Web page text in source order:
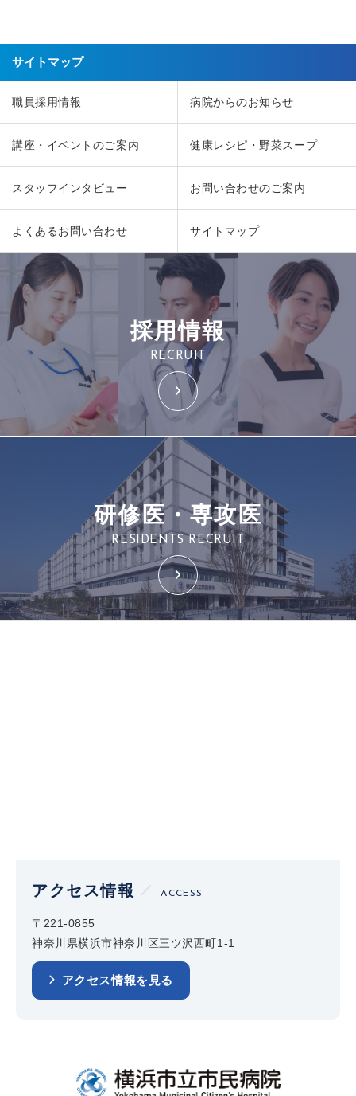
サイトマップ
職員採用情報 病院からのお知らせ
講座・イベントのご案内 健康レシピ・野菜スープ
スタッフインタビュー お問い合わせのご案内
よくあるお問い合わせ サイトマップ
採用情報
RECRUIT
研修医・専攻医
RESIDENTS RECRUIT
アクセス情報 ACCESS
〒221-0855
神奈川県横浜市神奈川区三ツ沢西町1-1
アクセス情報を見る